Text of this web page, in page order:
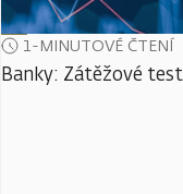
1-MINUTOVÉ ČTENÍ
Banky: Zátěžové